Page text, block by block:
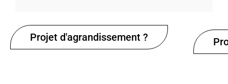
Projet d'agrandissement ?